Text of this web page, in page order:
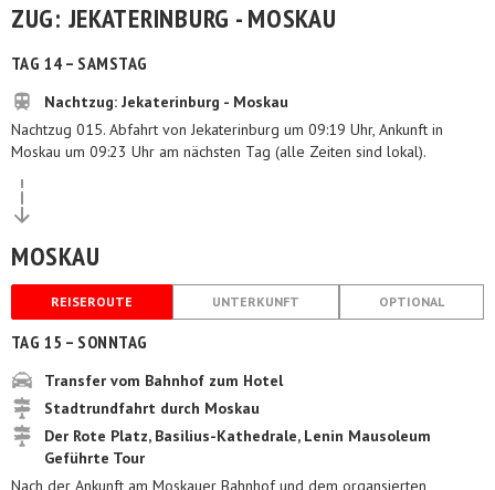
ZUG: JEKATERINBURG - MOSKAU
TAG 14 – SAMSTAG
Nachtzug: Jekaterinburg - Moskau
Nachtzug 015. Abfahrt von Jekaterinburg um 09:19 Uhr, Ankunft in
Moskau um 09:23 Uhr am nächsten Tag (alle Zeiten sind lokal).
MOSKAU
REISEROUTE UNTERKUNFT OPTIONAL
TAG 15 – SONNTAG
Transfer vom Bahnhof zum Hotel
Stadtrundfahrt durch Moskau
Der Rote Platz, Basilius-Kathedrale, Lenin Mausoleum
Geführte Tour
Nach der Ankunft am Moskauer Bahnhof und dem organsierten